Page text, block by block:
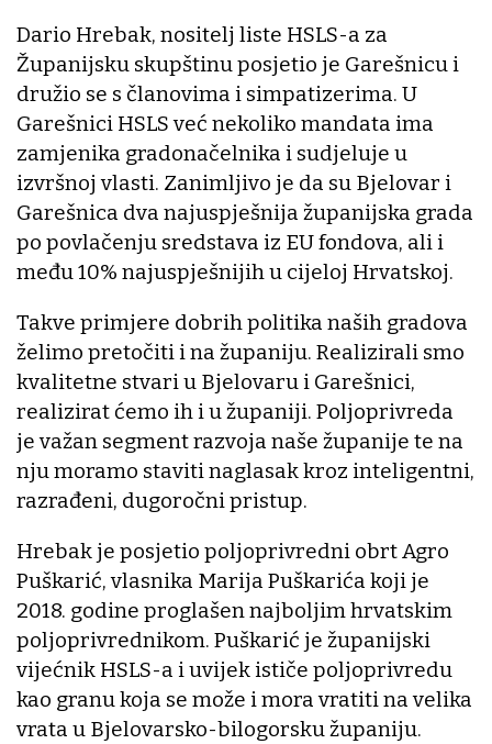
Dario Hrebak, nositelj liste HSLS-a za
Županijsku skupštinu posjetio je Garešnicu i
družio se s članovima i simpatizerima. U
Garešnici HSLS već nekoliko mandata ima
zamjenika gradonačelnika i sudjeluje u
izvršnoj vlasti. Zanimljivo je da su Bjelovar i
Garešnica dva najuspješnija županijska grada
po povlačenju sredstava iz EU fondova, ali i
među 10% najuspješnijih u cijeloj Hrvatskoj.
Takve primjere dobrih politika naših gradova
želimo pretočiti i na županiju. Realizirali smo
kvalitetne stvari u Bjelovaru i Garešnici,
realizirat ćemo ih i u županiji. Poljoprivreda
je važan segment razvoja naše županije te na
nju moramo staviti naglasak kroz inteligentni,
razrađeni, dugoročni pristup.
Hrebak je posjetio poljoprivredni obrt Agro
Puškarić, vlasnika Marija Puškarića koji je
2018. godine proglašen najboljim hrvatskim
poljoprivrednikom. Puškarić je županijski
vijećnik HSLS-a i uvijek ističe poljoprivredu
kao granu koja se može i mora vratiti na velika
vrata u Bjelovarsko-bilogorsku županiju.